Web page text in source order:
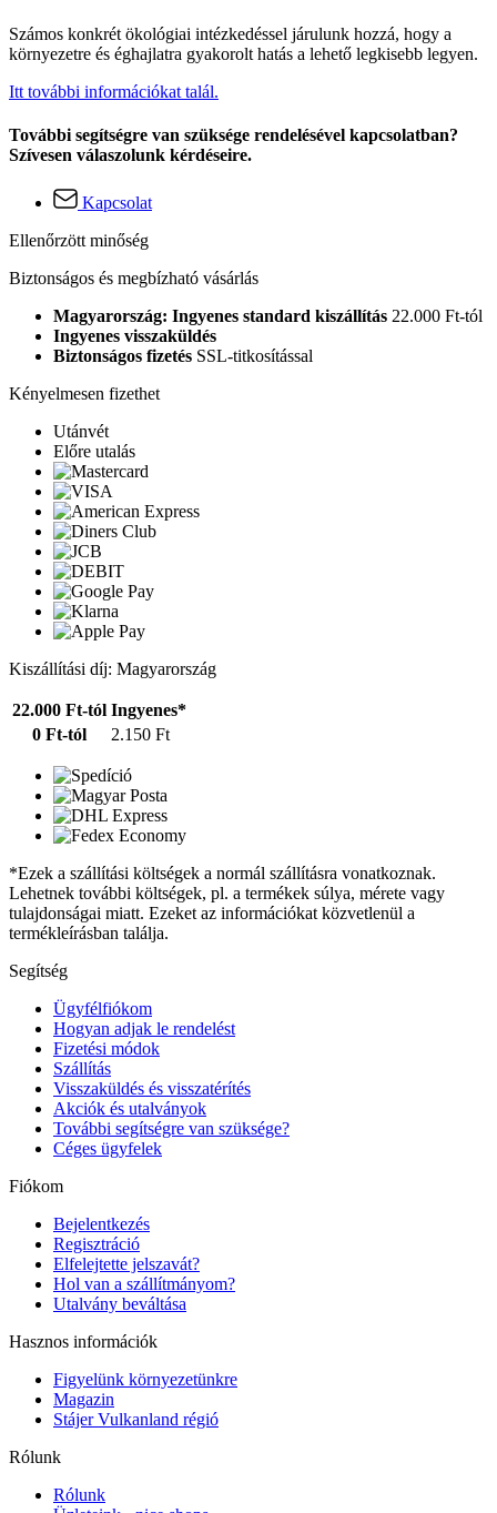
Számos konkrét ökológiai intézkedéssel járulunk hozzá, hogy a
környezetre és éghajlatra gyakorolt hatás a lehető legkisebb legyen.
Itt további információkat talál.
További segítségre van szüksége rendelésével kapcsolatban?
Szívesen válaszolunk kérdéseire.
Kapcsolat
Ellenőrzött minőség
Biztonságos és megbízható vásárlás
Magyarország: Ingyenes standard kiszállítás 22.000 Ft-tól
Ingyenes visszaküldés
Biztonságos fizetés SSL-titkosítással
Kényelmesen fizethet
Utánvét
Előre utalás
Kiszállítási díj: Magyarország
22.000 Ft-tól Ingyenes*
0 Ft-tól
2.150 Ft
*Ezek a szállítási költségek a normál szállításra vonatkoznak.
Lehetnek további költségek, pl. a termékek súlya, mérete vagy
tulajdonságai miatt. Ezeket az információkat közvetlenül a
termékleírásban találja.
Segítség
Ügyfélfiókom
Hogyan adjak le rendelést
Fizetési módok
Szállítás
Visszaküldés és visszatérítés
Akciók és utalványok
További segítségre van szüksége?
Céges ügyfelek
Fiókom
Bejelentkezés
Regisztráció
Elfelejtette jelszavát?
Hol van a szállítmányom?
Utalvány beváltása
Hasznos információk
Figyelünk környezetünkre
Magazin
Stájer Vulkanland régió
Rólunk
Rólunk